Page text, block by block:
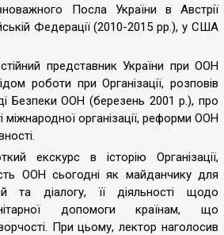
Посла України в Австрії
Федерації (2010-2015 рр.), у США
представник України при ООН
роботи при Організації, розповів
Безпеки ООН (березень 2001 р.), про
міжнародної організації, реформи ООН
екскурс в історію Організації,
ООН сьогодні як майданчику для
та діалогу, її діяльності щодо
допомоги країнам, що
При цьому, лектор наголосив